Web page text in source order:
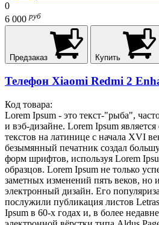
0
6 000 руб
Предзаказ Купить
Телефон Xiaomi Redmi 2
Код товара:
Lorem Ipsum - это текст-"рыба",
и вэб-дизайне. Lorem Ipsum
текстов на латинице с начала XVI
безымянный печатник создал
форм шрифтов, используя Lorem
образцов. Lorem Ipsum не только
заметных изменений пять веков, но
электронный дизайн. Его
послужили публикация листов
Ipsum в 60-х годах и, в более